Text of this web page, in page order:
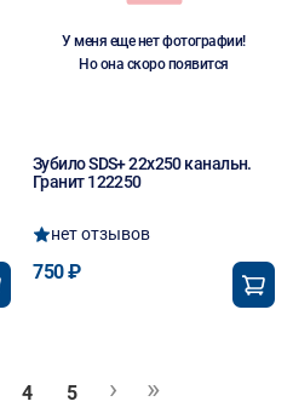
У меня еще нет фотографии!
Но она скоро появится
Зубило SDS+ 22х250 канальн.
Гранит 122250
нет отзывов
750 ₽
4 5 › »